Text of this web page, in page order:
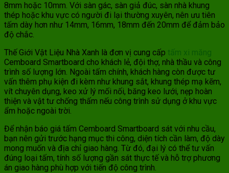
8mm hoặc 10mm. Với sàn gác, sàn giả đúc, sàn nhà khung
thép hoặc khu vực có người đi lại thường xuyên, nên ưu tiên
tấm dày hơn như 14mm, 16mm, 18mm đến 20mm để đảm bảo
độ chắc.
Thế Giới Vật Liệu Nhà Xanh là đơn vị cung cấp tấm xi măng
Cemboard Smartboard cho khách lẻ, đội thợ, nhà thầu và công
trình số lượng lớn. Ngoài tấm chính, khách hàng còn được tư
vấn thêm phụ kiện đi kèm như khung sắt, khung thép mạ kẽm,
vít chuyên dụng, keo xử lý mối nối, băng keo lưới, nẹp hoàn
thiện và vật tư chống thấm nếu công trình sử dụng ở khu vực
ẩm hoặc ngoài trời.
Để nhận báo giá tấm Cemboard Smartboard sát với nhu cầu,
bạn nên gửi trước hạng mục thi công, diện tích cần làm, độ dày
mong muốn và địa chỉ giao hàng. Từ đó, đại lý có thể tư vấn
đúng loại tấm, tính số lượng gần sát thực tế và hỗ trợ phương
án giao hàng phù hợp với tiến độ công trình.